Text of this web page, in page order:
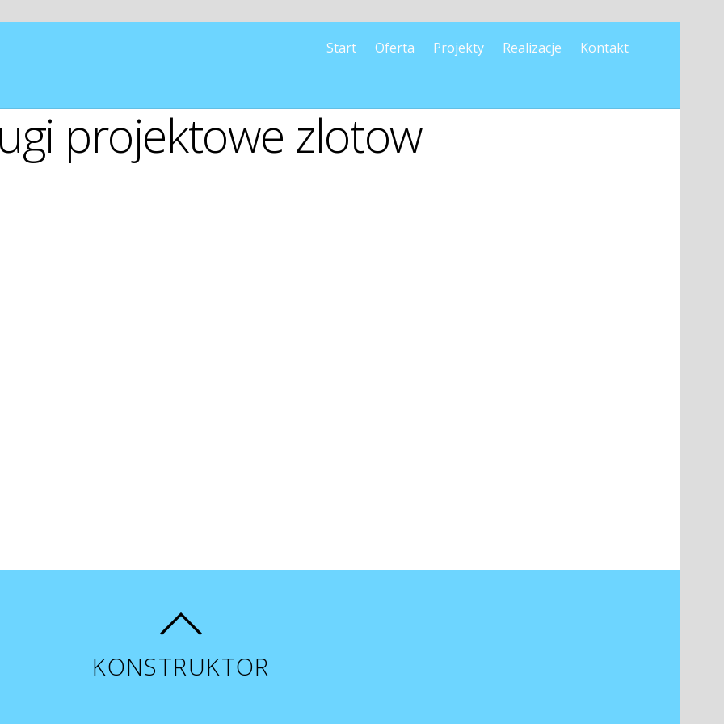
Start Oferta Projekty Realizacje Kontakt
projektowe zlotow
KONSTRUKTOR